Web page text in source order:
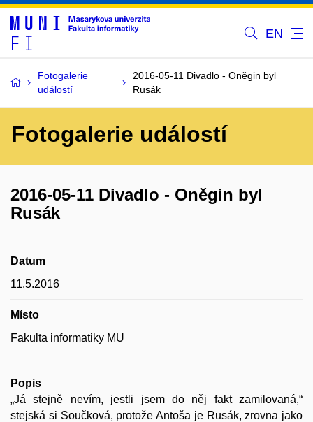
EN
Fotogalerie
událostí
2016-05-11 Divadlo - Oněgin byl
Rusák
Fotogalerie událostí
2016-05-11 Divadlo - Oněgin byl
Rusák
Datum
11.5.2016
Místo
Fakulta informatiky MU
Popis
„Já stejně nevím, jestli jsem do něj fakt zamilovaná,“
stejská si Součková, protože Antoša je Rusák, zrovna jako